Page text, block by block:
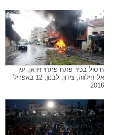
חיסול בכיר פתח פתחי זידאן, עין
אל-חילווה, צידון, לבנון, 12 באפריל
2016